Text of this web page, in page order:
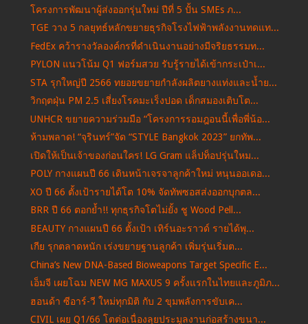
โครงการพัฒนาผู้ส่งออกรุ่นใหม่ ปีที่ 5 ปั้น SMEs ภ...
TGE วาง 5 กลยุทธ์หลักขยายธุรกิจโรงไฟฟ้าพลังงานทดแท...
FedEx คว้ารางวัลองค์กรที่ดำเนินงานอย่างมีจริยธรรมท...
PYLON แนวโน้ม Q1 ฟอร์มสวย รับรู้รายได้เข้ากระเป๋าเ...
STA รุกใหญ่ปี 2566 ทยอยขยายกำลังผลิตยางแท่งและน้ำย...
วิกฤตฝุ่น PM 2.5 เสี่ยงโรคมะเร็งปอด เด็กสมองเติบโต...
UNHCR ขยายความร่วมมือ “โครงการรอมฎอนนี้เพื่อพี่น้อ...
ห้ามพลาด! “จุรินทร์”จัด “STYLE Bangkok 2023” ยกทัพ...
เปิดให้เป็นเจ้าของก่อนใคร! LG Gram แล็ปท็อปรุ่นใหม...
POLY กางแผนปี 66 เดินหน้าเจรจาลูกค้าใหม่ หนุนออเดอ...
XO ปี 66 ตั้งเป้ารายได้โต 10% จัดทัพซอสส่งออกบุกตล...
BRR ปี 66 ตอกย้ำ!! ทุกธุรกิจโตไม่ยั้ง ชู Wood Pell...
BEAUTY กางแผนปี 66 ตั้งเป้า เทิร์นอะราวด์ รายได้พุ...
เกีย รุกตลาดหนัก เร่งขยายฐานลูกค้า เพิ่มรุ่นเริ่มต...
China’s New DNA-Based Bioweapons Target Specific E...
เอ็มจี เผยโฉม NEW MG MAXUS 9 ครั้งแรกในไทยและภูมิภ...
ฮอนด้า ซีอาร์-วี ใหม่ทุกมิติ กับ 2 ขุมพลังการขับเค...
CIVIL เผย Q1/66 โตต่อเนื่องลุยประมูลงานก่อสร้างขนา...